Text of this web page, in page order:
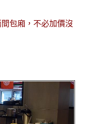
包廂，不必加價沒